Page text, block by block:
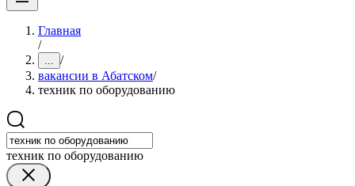
Главная
/
... /
вакансии в Абатском/
техник по оборудованию
техник по оборудованию